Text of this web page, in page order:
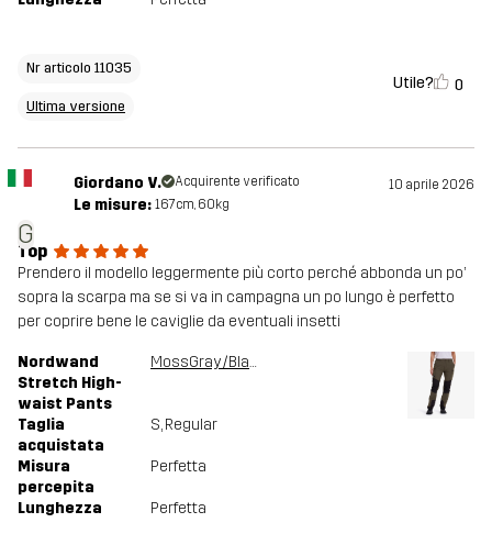
Nr articolo 11035
Ultima versione
Utile? 0
G
Giordano V. Acquirente verificato 10 aprile 2026
Le misure: 167cm, 60kg
Top
Prendero il modello leggermente più corto perché abbonda un po’
sopra la scarpa ma se si va in campagna un po lungo è perfetto
per coprire bene le caviglie da eventuali insetti
Nordwand
Stretch High-
waist Pants
MossGray/Black
Taglia
acquistata
S, Regular
Misura
percepita
Perfetta
Lunghezza Perfetta